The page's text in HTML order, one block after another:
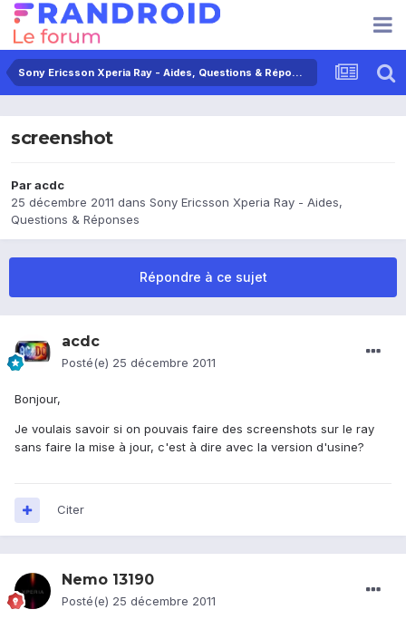
Sony Ericsson Xperia Ray - Aides, Questions & Réponses
screenshot
Paracdc
25 décembre 2011 dans Sony Ericsson Xperia Ray - Aides,
Questions & Réponses
Répondre à ce sujet
acdc
Posté(e) 25 décembre 2011
Bonjour,
Je voulais savoir si on pouvais faire des screenshots sur le ray
sans faire la mise à jour, c'est à dire avec la version d'usine?
Citer
Nemo 13190
Posté(e) 25 décembre 2011